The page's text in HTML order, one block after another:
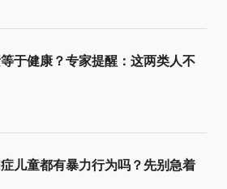
等于健康？专家提醒：这两类人不
症儿童都有暴力行为吗？先别急着